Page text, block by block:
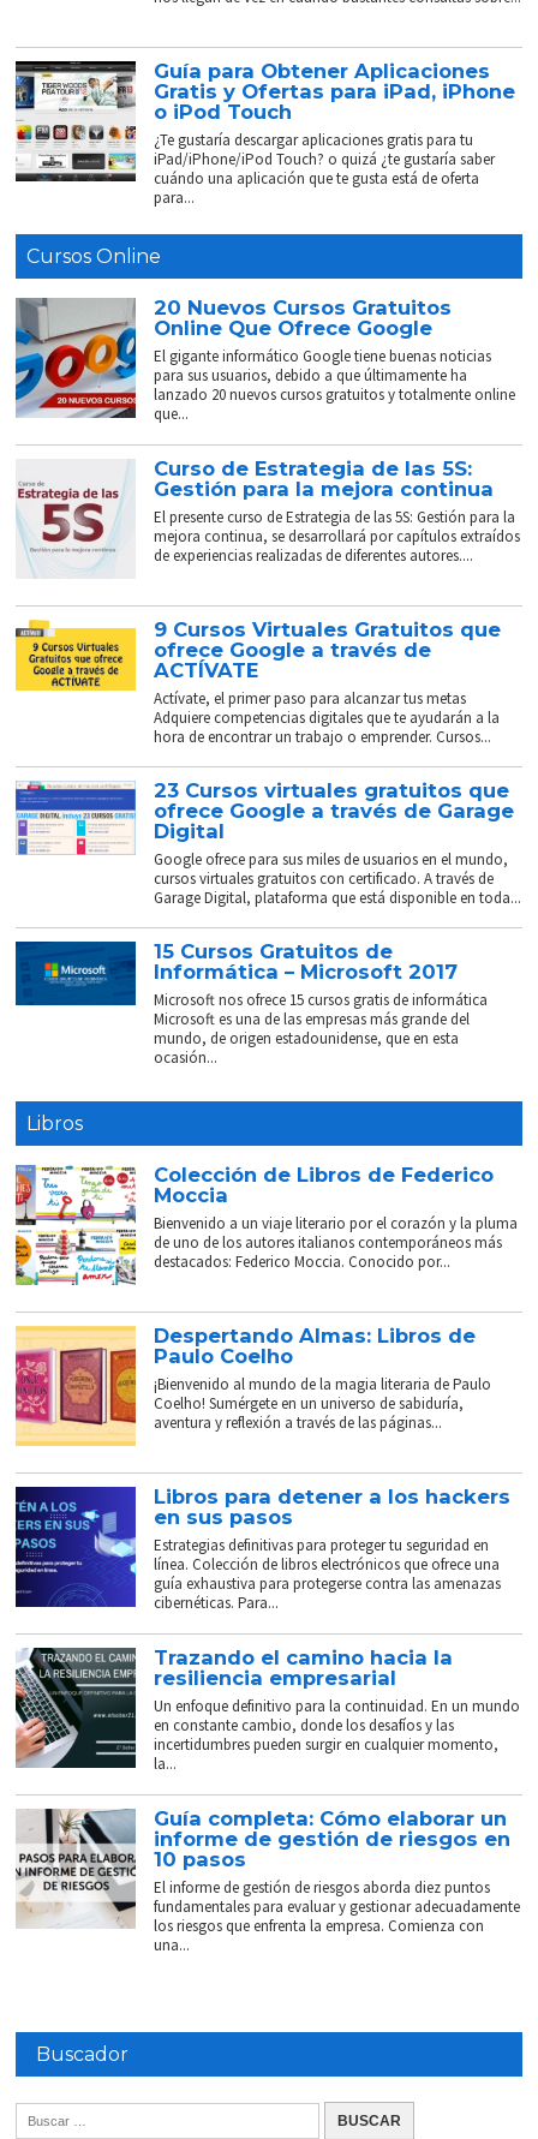
Guía para Obtener Aplicaciones
Gratis y Ofertas para iPad, iPhone
o iPod Touch
¿Te gustaría descargar aplicaciones gratis para tu
iPad/iPhone/iPod Touch? o quizá ¿te gustaría saber
cuándo una aplicación que te gusta está de oferta
para...
Cursos Online
20 Nuevos Cursos Gratuitos
Online Que Ofrece Google
El gigante informático Google tiene buenas noticias
para sus usuarios, debido a que últimamente ha
lanzado 20 nuevos cursos gratuitos y totalmente online
que...
Curso de Estrategia de las 5S:
Gestión para la mejora continua
El presente curso de Estrategia de las 5S: Gestión para la
mejora continua, se desarrollará por capítulos extraídos
de experiencias realizadas de diferentes autores....
9 Cursos Virtuales Gratuitos que
ofrece Google a través de
ACTÍVATE
Actívate, el primer paso para alcanzar tus metas
Adquiere competencias digitales que te ayudarán a la
hora de encontrar un trabajo o emprender. Cursos...
23 Cursos virtuales gratuitos que
ofrece Google a través de Garage
Digital
Google ofrece para sus miles de usuarios en el mundo,
cursos virtuales gratuitos con certificado. A través de
Garage Digital, plataforma que está disponible en toda...
15 Cursos Gratuitos de
Informática – Microsoft 2017
Microsoft nos ofrece 15 cursos gratis de informática
Microsoft es una de las empresas más grande del
mundo, de origen estadounidense, que en esta
ocasión...
Libros
Colección de Libros de Federico
Moccia
Bienvenido a un viaje literario por el corazón y la pluma
de uno de los autores italianos contemporáneos más
destacados: Federico Moccia. Conocido por...
Despertando Almas: Libros de
Paulo Coelho
¡Bienvenido al mundo de la magia literaria de Paulo
Coelho! Sumérgete en un universo de sabiduría,
aventura y reflexión a través de las páginas...
Libros para detener a los hackers
en sus pasos
Estrategias definitivas para proteger tu seguridad en
línea. Colección de libros electrónicos que ofrece una
guía exhaustiva para protegerse contra las amenazas
cibernéticas. Para...
Trazando el camino hacia la
resiliencia empresarial
Un enfoque definitivo para la continuidad. En un mundo
en constante cambio, donde los desafíos y las
incertidumbres pueden surgir en cualquier momento,
la...
Guía completa: Cómo elaborar un
informe de gestión de riesgos en
10 pasos
El informe de gestión de riesgos aborda diez puntos
fundamentales para evaluar y gestionar adecuadamente
los riesgos que enfrenta la empresa. Comienza con
una...
Buscador